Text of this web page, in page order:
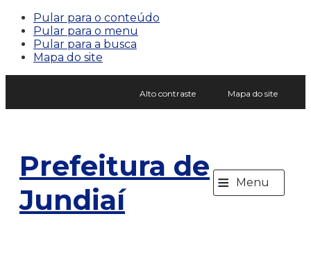
Pular para o conteúdo
Pular para o menu
Pular para a busca
Mapa do site
Alto contraste Mapa do site
Prefeitura de
Jundiaí
≡ Menu